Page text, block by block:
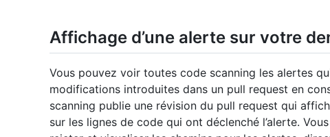
Affichage d’une alerte sur votre
Vous pouvez voir toutes code scanning les alertes
modifications introduites dans un pull request en
scanning publie une révision du pull request qui
sur les lignes de code qui ont déclenché l’alerte.